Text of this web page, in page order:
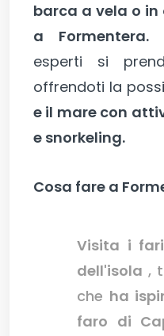
barca a vela o
a Formentera.
esperti si
offrendoti la
e il mare con
e snorkeling.
Cosa fare a
Visita i
dell'isola ,
che ha
faro di